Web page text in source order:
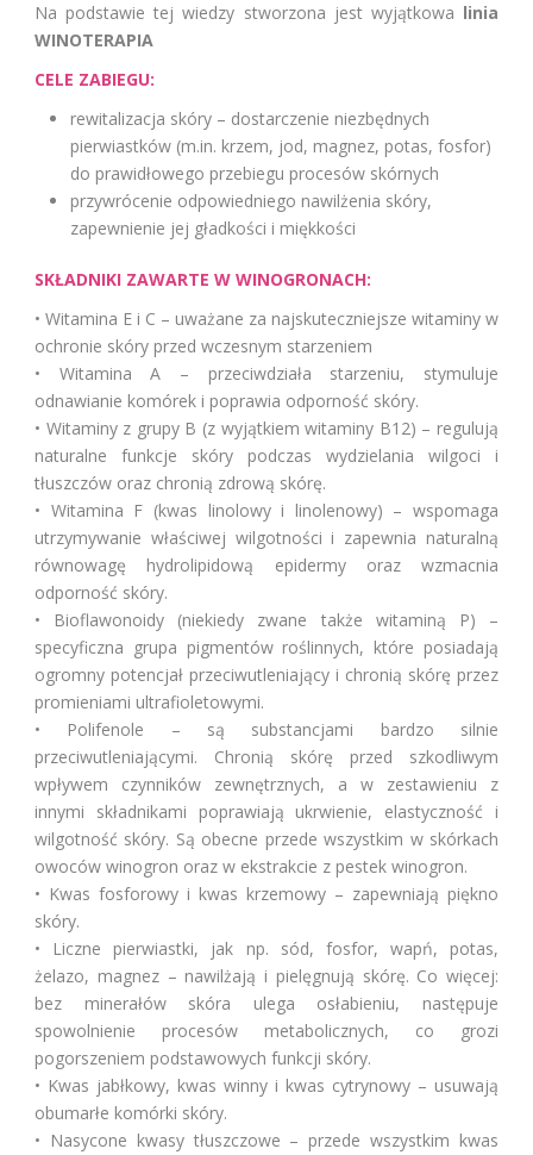
Na podstawie tej wiedzy stworzona jest wyjątkowa linia
WINOTERAPIA
CELE ZABIEGU:
rewitalizacja skóry – dostarczenie niezbędnych
pierwiastków (m.in. krzem, jod, magnez, potas, fosfor)
do prawidłowego przebiegu procesów skórnych
przywrócenie odpowiedniego nawilżenia skóry,
zapewnienie jej gładkości i miękkości
SKŁADNIKI ZAWARTE W WINOGRONACH:
• Witamina E i C – uważane za najskuteczniejsze witaminy w
ochronie skóry przed wczesnym starzeniem
• Witamina A – przeciwdziała starzeniu, stymuluje
odnawianie komórek i poprawia odporność skóry.
• Witaminy z grupy B (z wyjątkiem witaminy B12) – regulują
naturalne funkcje skóry podczas wydzielania wilgoci i
tłuszczów oraz chronią zdrową skórę.
• Witamina F (kwas linolowy i linolenowy) – wspomaga
utrzymywanie właściwej wilgotności i zapewnia naturalną
równowagę hydrolipidową epidermy oraz wzmacnia
odporność skóry.
• Bioflawonoidy (niekiedy zwane także witaminą P) –
specyficzna grupa pigmentów roślinnych, które posiadają
ogromny potencjał przeciwutleniający i chronią skórę przez
promieniami ultrafioletowymi.
• Polifenole – są substancjami bardzo silnie
przeciwutleniającymi. Chronią skórę przed szkodliwym
wpływem czynników zewnętrznych, a w zestawieniu z
innymi składnikami poprawiają ukrwienie, elastyczność i
wilgotność skóry. Są obecne przede wszystkim w skórkach
owoców winogron oraz w ekstrakcie z pestek winogron.
• Kwas fosforowy i kwas krzemowy – zapewniają piękno
skóry.
• Liczne pierwiastki, jak np. sód, fosfor, wapń, potas,
żelazo, magnez – nawilżają i pielęgnują skórę. Co więcej:
bez minerałów skóra ulega osłabieniu, następuje
spowolnienie procesów metabolicznych, co grozi
pogorszeniem podstawowych funkcji skóry.
• Kwas jabłkowy, kwas winny i kwas cytrynowy – usuwają
obumarłe komórki skóry.
• Nasycone kwasy tłuszczowe – przede wszystkim kwas